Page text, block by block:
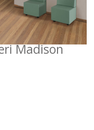
Madison